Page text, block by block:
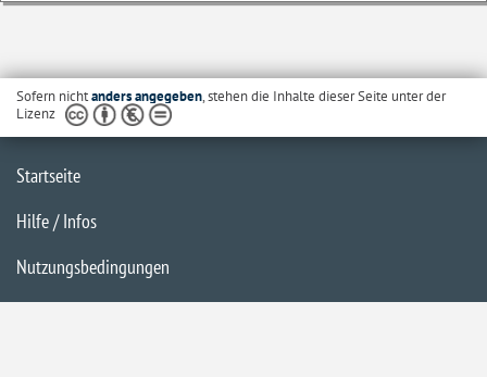
Sofern nichtanders angegeben, stehen die Inhalte dieser Seite unter der
Lizenz
Startseite
Hilfe / Infos
Nutzungsbedingungen